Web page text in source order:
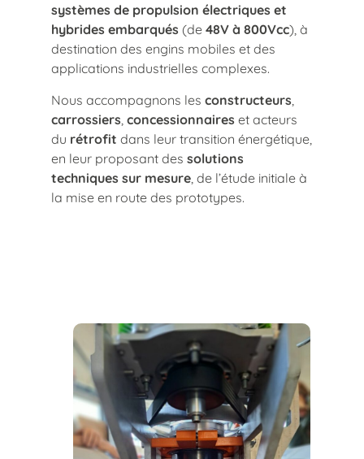
systèmes de propulsion électriques et
hybrides embarqués (de 48V à 800Vcc), à
destination des engins mobiles et des
applications industrielles complexes.
Nous accompagnons les constructeurs
carrossiers concessionnaires et acteurs
du rétrofit dans leur transition énergétique,
en leur proposant des solutions
techniques sur mesure , de l’étude initiale à
la mise en route des prototypes.